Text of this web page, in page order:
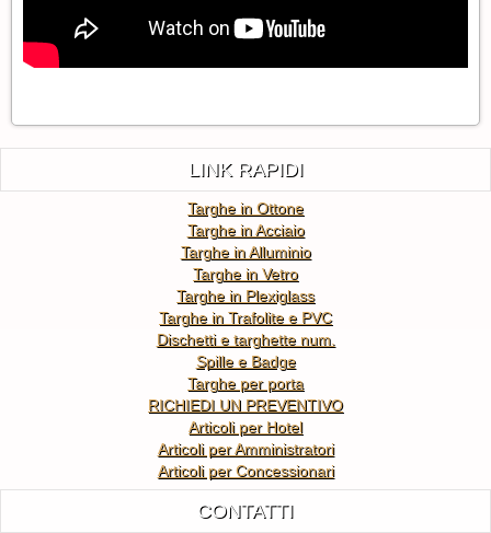
LINK RAPIDI
Targhe in Ottone
Targhe in Acciaio
Targhe in Alluminio
Targhe in Vetro
Targhe in Plexiglass
Targhe in Trafolite e PVC
Dischetti e targhette num.
Spille e Badge
Targhe per porta
RICHIEDI UN PREVENTIVO
Articoli per Hotel
Articoli per Amministratori
Articoli per Concessionari
CONTATTI